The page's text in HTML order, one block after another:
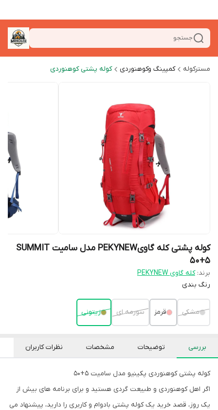
جستجو
مسترکوله کمپینگ وکوهنوردی کوله پشتی کوهنوردی
کوله پشتی کله گاویPEKYNEW مدل سامیت SUMMIT
50+5
برند: کله گاوی PEKYNEW
رنگ بندی
مشکی قرمز سورمه ای زیتونی
بررسی توضیحات مشخصات نظرات کاربران
کوله پشتی کوهنوردی پکینیو مدل سامیت 5+50
اگر اهل کوهنوردی و طبیعت گردی هستید و برای برنامه های بیش از
یک روز، قصد خرید یک کوله پشتی بادوام و کاربری را دارید، پیشنهاد می